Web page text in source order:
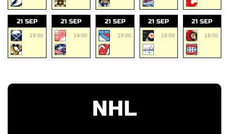
21 SEP
19:00
21 SEP
19:00
21 SEP
19:00
21 SEP
19:00
21 SEP
19:00
NHL